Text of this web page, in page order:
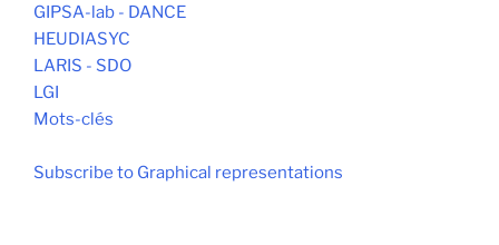
GIPSA-lab - DANCE
HEUDIASYC
LARIS - SDO
LGI
Mots-clés
Subscribe to Graphical representations